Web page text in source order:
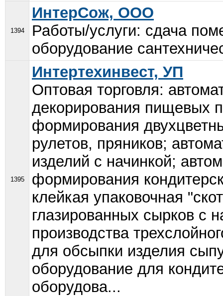
1394
ИнтерСож, ООО
Работы/услуги: сдача
оборудование
1395
Интертехинвест, УП
Оптовая торговля:
декорирования пищевых
формирования
рулетов, пряников;
изделий с начинкой;
формирования
клейкая упаковочная
глазированных сырков с
производства
для обсыпки изделия
оборудование для
оборудова...